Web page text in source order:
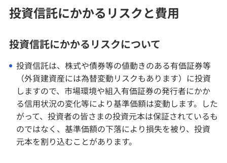
投資信託にかかるリスクと費用
投資信託にかかるリスクについて
投資信託は、株式や債券等の値動きのある有価証券等
（外貨建資産には為替変動リスクもあります）に投資
しますので、市場環境や組入有価証券の発行者にかか
る信用状況の変化等により基準価額は変動します。した
がって、投資者の皆さまの投資元本は保証されているも
のではなく、基準価額の下落により損失を被り、投資
元本を割り込むことがあります。